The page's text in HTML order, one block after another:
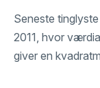
Seneste
2011, hvor
giver en